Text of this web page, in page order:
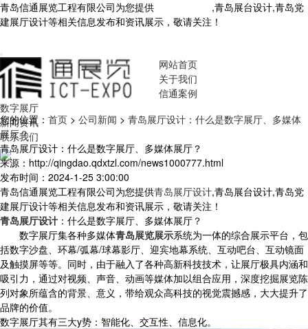
青岛信通展览工程有限公司为您提供
,青岛展台设计,青岛党
建展厅设计等相关信息发布和资讯展示，敬请关注！
网站首页
关于我们
信通案例
数字展厅
新闻资讯
联系我们
您的位置： 首页 > 公司新闻 > 青岛展厅设计：什么是数字展厅、多媒体
展厅？
青岛展厅设计：什么是数字展厅、多媒体展厅？
来源：http://qingdao.qdxtzl.com/news1000777.html
发布时间：2024-1-25 3:00:00
青岛信通展览工程有限公司为您提供青岛展厅设计,青岛展台设计,青岛党
建展厅设计等相关信息发布和资讯展示，敬请关注！
青岛展厅设计 ：什么是数字展厅、多媒体展厅？
数字展厅集各种多媒体青岛展览展示系统为一体的综合展示平台，包
括数字沙盘、环幕/弧幕/球幕影厅、迎宾地幕系统、互动吧台、互动镜面
及触摸屏等等。同时，由于融入了各种高新科技技术，让展厅极具内涵和
吸引力，通过对视频、声音、动画等媒体加以组合应用，深度挖掘展览陈
列对象所蕴含的背景、意义，带给观众高科技的视觉震撼感，大大提升了
品牌的价值。
数字展厅其有三大y势：智能化、交互性、信息化。